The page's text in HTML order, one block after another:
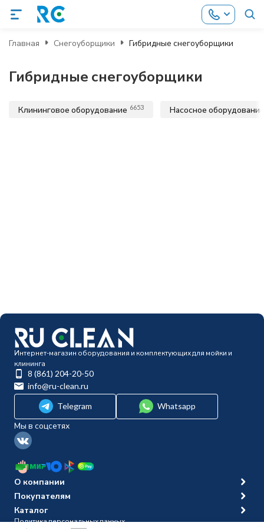
Главная Снегоуборщики Гибридные снегоуборщики
Гибридные снегоуборщики
Клининговое оборудование 6653 Насосное оборудование
Интернет-магазин оборудования и комплектующих для мойки и
клининга
8 (861) 204-20-50
info@ru-clean.ru
Telegram
Whatsapp
Мы в соцсетях
О компании
Покупателям
Каталог
Политика персональных данных